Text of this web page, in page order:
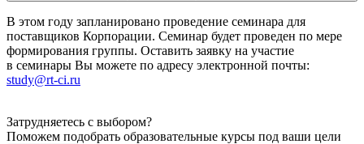
В этом году запланировано проведение семинара для
поставщиков Корпорации. Семинар будет проведен по мере
формирования группы. Оставить заявку на участие
в семинары Вы можете по адресу электронной почты:
study@rt-ci.ru
Затрудняетесь с выбором?
Поможем подобрать образовательные курсы под ваши цели